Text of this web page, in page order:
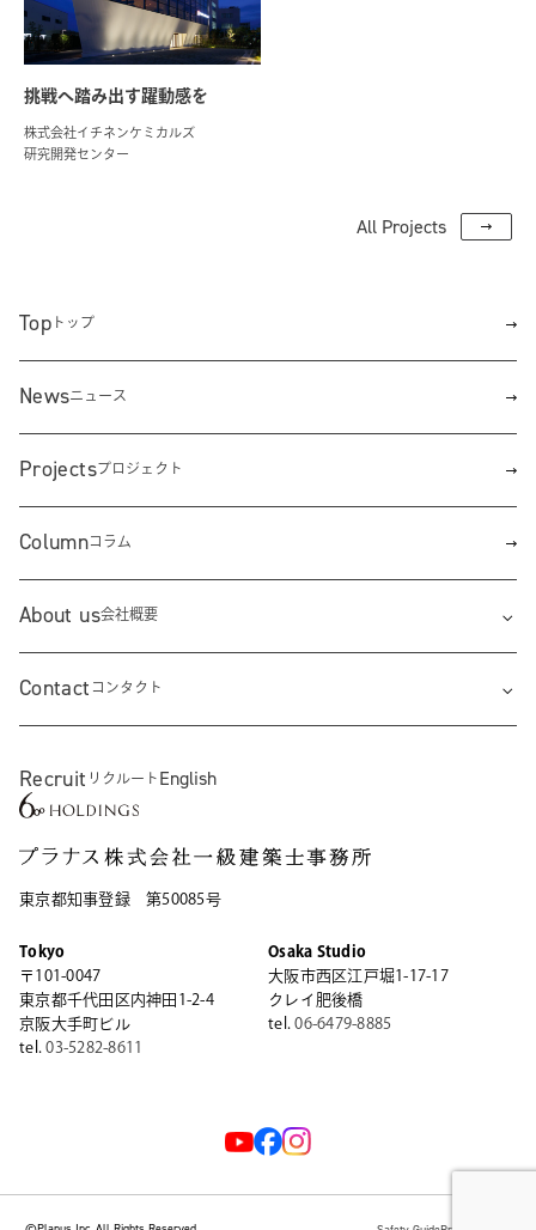
挑戦へ踏み出す躍動感を
株式会社イチネンケミカルズ
研究開発センター
All Projects
Top トップ
Projectsプロジェクト
About us会社概要
Newsニュース
Columnコラム
Contact コンタクト
Recruit リクルート English
東京都知事登録 第50085号
Tokyo
〒101-0047
東京都千代田区内神田1-2-4
京阪大手町ビル
tel.03-5282-8611
Osaka Studio
大阪市西区江戸堀1-17-17
クレイ肥後橋
tel.06-6479-8885